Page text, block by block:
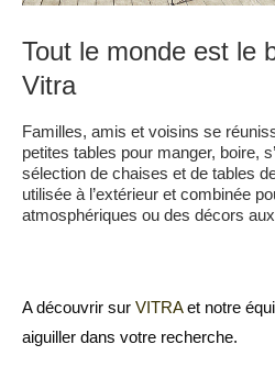
Tout le monde est le
Vitra
Familles, amis et voisins se
petites tables pour manger, boire,
sélection de chaises et de tables
utilisée à l’extérieur et combinée
atmosphériques ou des décors
A découvrir sur VITRAet notre
aiguiller dans votre recherche.